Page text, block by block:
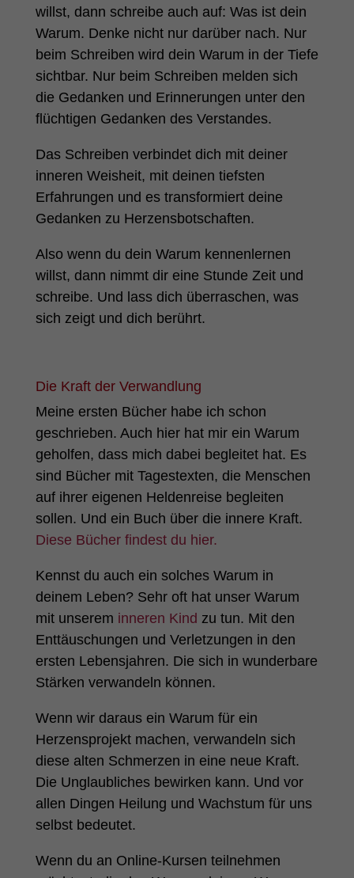
willst, dann schreibe auch auf: Was ist dein
Warum. Denke nicht nur darüber nach. Nur
beim Schreiben wird dein Warum in der Tiefe
sichtbar. Nur beim Schreiben melden sich
die Gedanken und Erinnerungen unter den
flüchtigen Gedanken des Verstandes.
Das Schreiben verbindet dich mit deiner
inneren Weisheit, mit deinen tiefsten
Erfahrungen und es transformiert deine
Gedanken zu Herzensbotschaften.
Also wenn du dein Warum kennenlernen
willst, dann nimmt dir eine Stunde Zeit und
schreibe. Und lass dich überraschen, was
sich zeigt und dich berührt.
Die Kraft der Verwandlung
Meine ersten Bücher habe ich schon
geschrieben. Auch hier hat mir ein Warum
geholfen, dass mich dabei begleitet hat. Es
sind Bücher mit Tagestexten, die Menschen
auf ihrer eigenen Heldenreise begleiten
sollen. Und ein Buch über die innere Kraft.
Diese Bücher findest du hier.
Kennst du auch ein solches Warum in
deinem Leben? Sehr oft hat unser Warum
mit unserem inneren Kind zu tun. Mit den
Enttäuschungen und Verletzungen in den
ersten Lebensjahren. Die sich in wunderbare
Stärken verwandeln können.
Wenn wir daraus ein Warum für ein
Herzensprojekt machen, verwandeln sich
diese alten Schmerzen in eine neue Kraft.
Die Unglaubliches bewirken kann. Und vor
allen Dingen Heilung und Wachstum für uns
selbst bedeutet.
Wenn du an Online-Kursen teilnehmen